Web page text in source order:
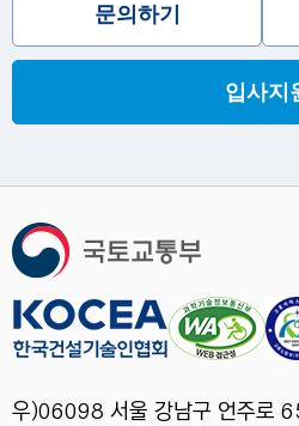
입사지
문의하기
우)06098 서울 강남구 언주로